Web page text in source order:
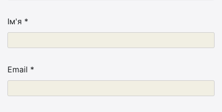
Ім'я *
Email *